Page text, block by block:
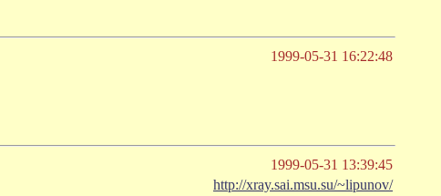
1999-05-31 16:22:48
1999-05-31 13:39:45
http://xray.sai.msu.su/~lipunov/